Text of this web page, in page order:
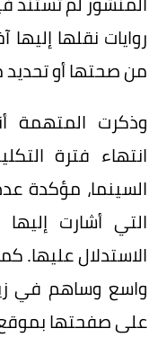
روايات نقلها
من صحتها أو
وذكرت المتهمة
انتهاء فترة
السينما، مؤكدة
التي أشارت
الاستدلال عليها.
واسع وساهم في
على صفحتها